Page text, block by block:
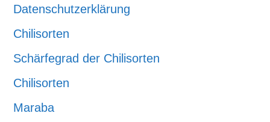
Datenschutzerklärung
Chilisorten
Schärfegrad der Chilisorten
Chilisorten
Maraba